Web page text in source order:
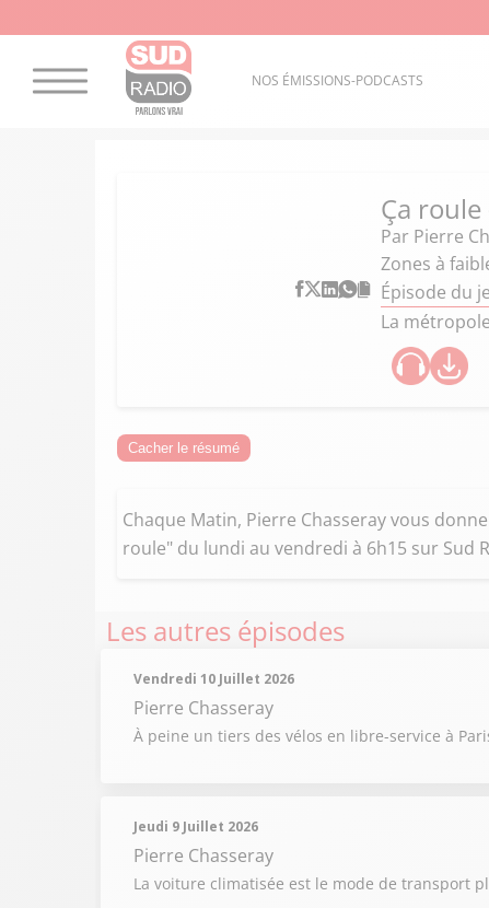
NOS ÉMISSIONS-PODCASTS
Ça
Par Pierre
Zones à
Épisode du
La
Cacher le résumé
Chaque Matin, Pierre Chasseray vous
roule" du lundi au vendredi à 6h15 sur Sud
Les autres épisodes
Vendredi 10 Juillet 2026
Pierre Chasseray
À peine un tiers des vélos en libre-service à
Jeudi 9 Juillet 2026
Pierre Chasseray
La voiture climatisée est le mode de transport